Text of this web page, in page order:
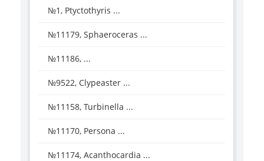
№1, Ptyctothyris ...
№11179, Sphaeroceras ...
№11186, ...
№9522, Clypeaster ...
№11158, Turbinella ...
№11170, Persona ...
№11174, Acanthocardia ...